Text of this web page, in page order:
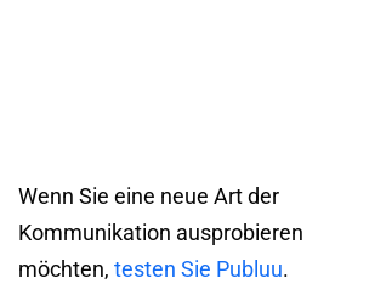
Wenn Sie eine neue Art der
Kommunikation ausprobieren
möchten, testen Sie Publuu.